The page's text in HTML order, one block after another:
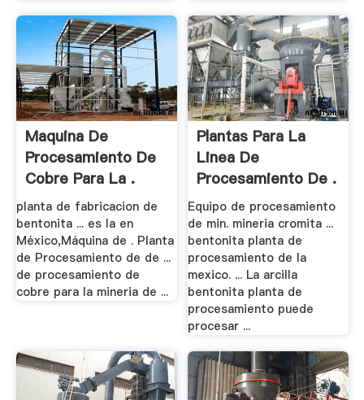
Maquina De
Procesamiento De
Cobre Para La .
planta de fabricacion de
bentonita ... es la en
México,Máquina de . Planta
de Procesamiento de de ...
de procesamiento de
cobre para la mineria de ...
Plantas Para La
Linea De
Procesamiento De .
Equipo de procesamiento
de min. mineria cromita ...
bentonita planta de
procesamiento de la
mexico. ... La arcilla
bentonita planta de
procesamiento puede
procesar ...